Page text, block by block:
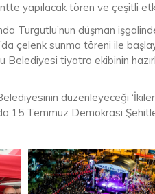
yapılacak tören ve çeşitli
Turgutlu’nun düşman
çelenk sunma töreni ile
tiyatro ekibinin
düzenleyeceği
15 Temmuz Demokrasi